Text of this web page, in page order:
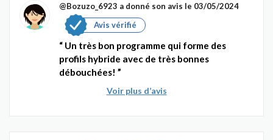
@Bozuzo_6923 a donné son avis le 03/05/2024
Avis vérifié
Un très bon programme qui forme des
profils hybride avec de très bonnes
débouchées!
Voir plus d’avis